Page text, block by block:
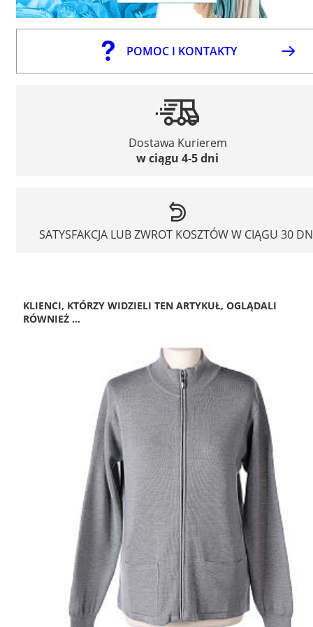
POMOC I KONTAKTY
Dostawa Kurierem
w ciągu 4-5 dni
SATYSFAKCJA LUB ZWROT KOSZTÓW W CIĄGU 30
KLIENCI, KTÓRZY WIDZIELI TEN ARTYKUŁ, OGLĄDALI
RÓWNIEŻ ...